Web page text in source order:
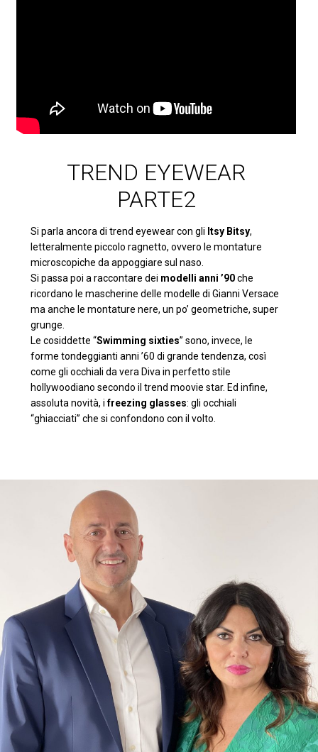
TREND EYEWEAR
PARTE2
Si parla ancora di trend eyewear con gli Itsy Bitsy,
letteralmente piccolo ragnetto, ovvero le montature
microscopiche da appoggiare sul naso.
Si passa poi a raccontare dei modelli anni ’90che
ricordano le mascherine delle modelle di Gianni Versace
ma anche le montature nere, un po’ geometriche, super
grunge.
Le cosiddette “Swimming sixties” sono, invece, le
forme tondeggianti anni ’60 di grande tendenza, così
come gli occhiali da vera Diva in perfetto stile
hollywoodiano secondo il trend moovie star. Ed infine,
assoluta novità, ifreezing glasses: gli occhiali
“ghiacciati” che si confondono con il volto.